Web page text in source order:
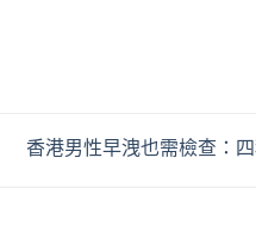
香港男性早洩也需檢查：